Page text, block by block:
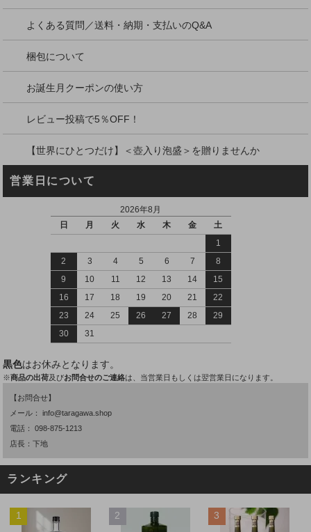
よくある質問／送料・納期・支払いのQ&A
梱包について
お誕生月クーポンの使い方
レビュー投稿で5％OFF！
【世界にひとつだけ】＜壺入り泡盛＞を贈りませんか
営業日について
2026年8月
日
月 火 水 木 金
土
1
2
3 4 5 6 7
8
9
10 11 12 13 14
15
16
17 18 19 20 21
22
23
24 25 26 27 28
29
30
31
黒色はお休みとなります。
※商品の出荷及びお問合せのご連絡は、当営業日もしくは翌営業日になります。
【お問合せ】
メール：info@taragawa.shop
電話：098-875-1213
店長：下地
ランキング
1 2 3